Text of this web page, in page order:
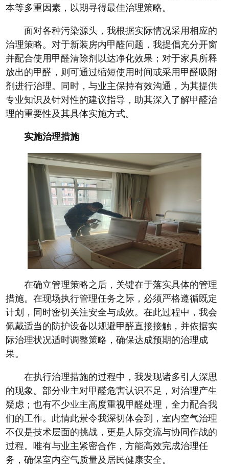
本等多重因素，以期寻得最佳治理策略。
面对各种污染源头，我根据实际情况采用相应的
治理策略。对于新装房内甲醛问题，我提倡充分开窗
并配合使用甲醛清除剂以达净化效果；对于家具所释
放出的甲醛，则可通过缩短使用时间或采用甲醛吸附
剂进行治理。同时，与业主保持有效沟通，为其提供
专业知识及针对性的建议指导，助其深入了解甲醛治
理的重要性及其具体实施方式。
实施治理措施
在确立管理策略之后，关键在于落实具体的管理
措施。在现场执行管理任务之际，必须严格遵循既定
计划，同时密切关注安全与成效。在此过程中，我会
佩戴适当的防护设备以规避甲醛直接接触，并依据实
际治理状况适时调整策略，确保达成预期的治理成
果。
在执行治理措施的过程中，我发现诸多引人深思
的现象。部分业主对甲醛危害认识不足，对治理产生
疑虑；也有不少业主高度重视甲醛处理，全力配合我
们的工作。此情此景令我深切体会到，室内空气治理
不仅是技术层面的挑战，更是人际交流与协同作战的
过程。唯有与业主紧密合作，方能高效完成治理任
务，确保室内空气质量及居民健康安全。